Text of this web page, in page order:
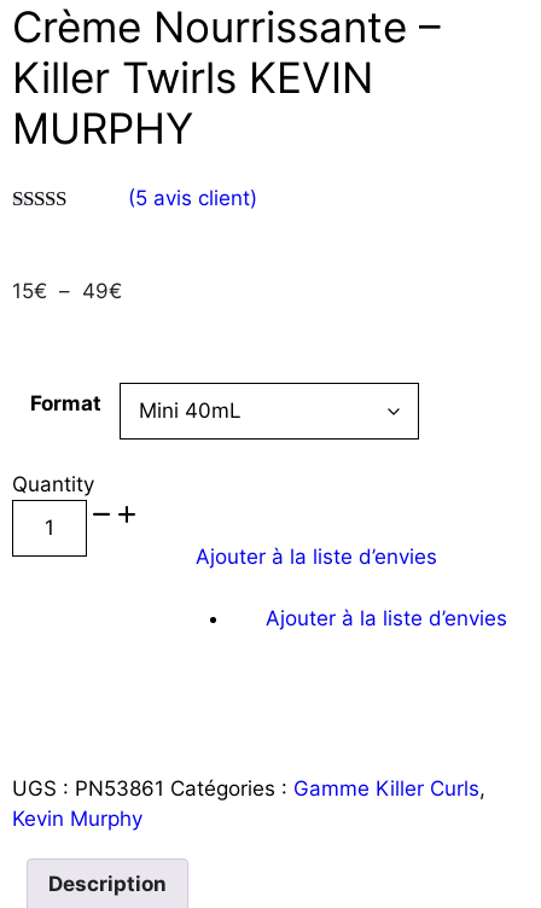
Crème Nourrissante –
Killer Twirls KEVIN
MURPHY
(5avis client)
15€ – 49€
Format
Quantity
Ajouter à la liste d’envies
Ajouter à la liste d’envies
UGS : PN53861 Catégories : Gamme Killer Curls,
Kevin Murphy
Description